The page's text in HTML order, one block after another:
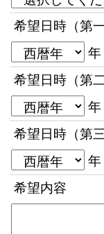
希望日時（第
年
希望日時（第
年
希望日時（第
年
希望内容